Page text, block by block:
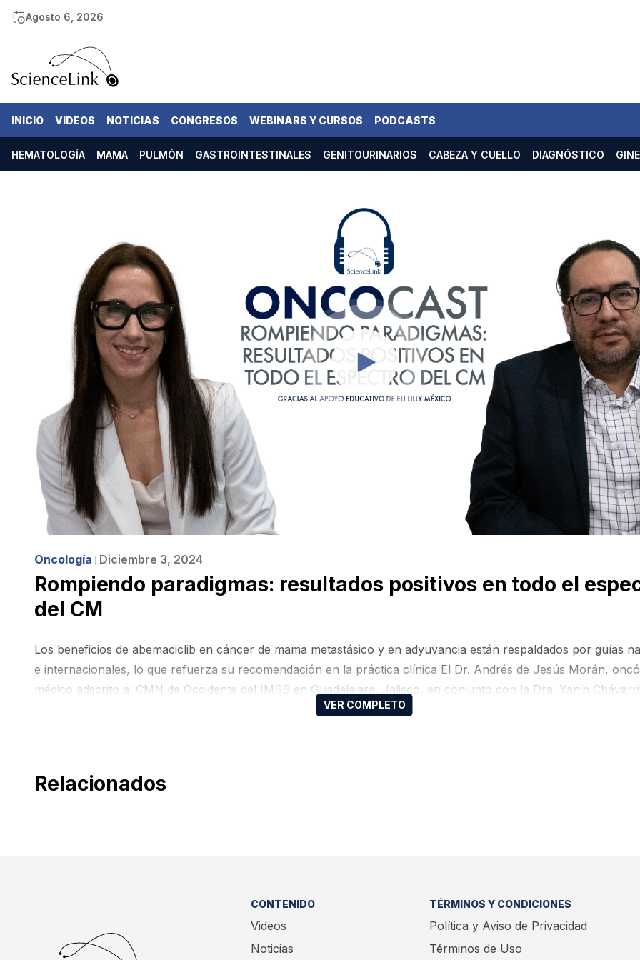
Agosto 6, 2026
INICIO VIDEOS NOTICIAS CONGRESOS WEBINARS Y CURSOS PODCASTS
HEMATOLOGÍA MAMA PULMÓN GASTROINTESTINALES GENITOURINARIOS CABEZA Y CUELLO DIAGNÓSTICO
Oncología ❘ Diciembre 3, 2024
Rompiendo paradigmas: resultados positivos en todo el
del CM
Los beneficios de abemaciclib en cáncer de mama metastásico y en adyuvancia están respaldados por guías
e internacionales, lo que refuerza su recomendación en la práctica clínica El Dr. Andrés de Jesús Morán,
médico adscrito al CMN de Occidente del IMSS en Guadalajara, Jalisco, en conjunto con la Dra. Yanin
Relacionados
CONTENIDO
Videos
Noticias
TÉRMINOS Y CONDICIONES
Política y Aviso de Privacidad
Términos de Uso